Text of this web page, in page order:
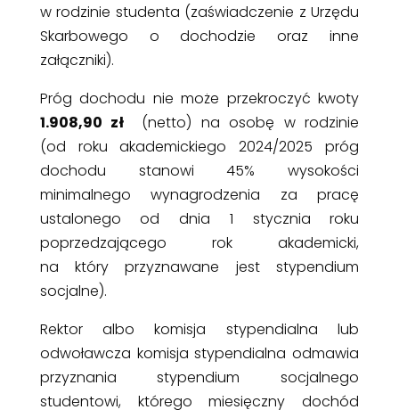
w rodzinie studenta (zaświadczenie z Urzędu
Skarbowego o dochodzie oraz inne
załączniki).
Próg dochodu nie może przekroczyć kwoty
1.908,90 zł
(netto) na osobę w rodzinie
(od roku akademickiego 2024/2025 próg
dochodu stanowi 45% wysokości
minimalnego wynagrodzenia za pracę
ustalonego od dnia 1 stycznia roku
poprzedzającego rok akademicki,
na który przyznawane jest stypendium
socjalne).
Rektor albo komisja stypendialna lub
odwoławcza komisja stypendialna odmawia
przyznania stypendium socjalnego
studentowi, którego miesięczny dochód